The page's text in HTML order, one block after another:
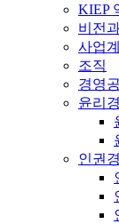
KIEP
비전
사업
조직
경영
윤리
인권